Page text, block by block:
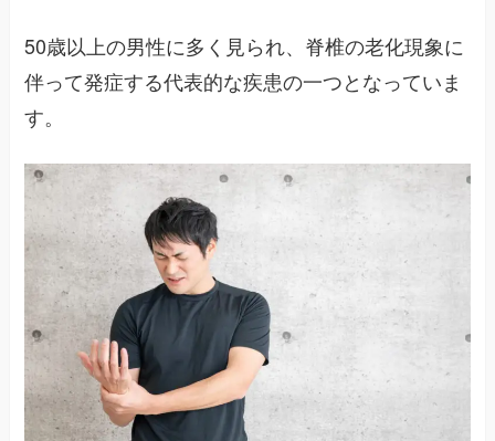
50歳以上の男性に多く見られ、脊椎の老化現象に
伴って発症する代表的な疾患の一つとなっていま
す。